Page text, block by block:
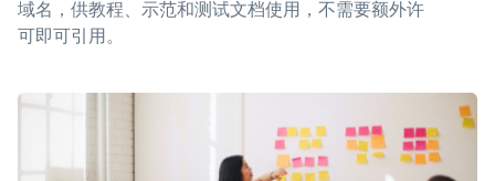
域名，供教程、示范和测试文档使用，不需要额外许
可即可引用。